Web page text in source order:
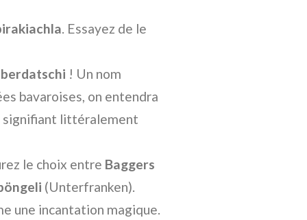
. Essayez de le
! Un nom
bavaroises, on entendra
signifiant littéralement
le choix entre Baggers
(Unterfranken).
une incantation magique.